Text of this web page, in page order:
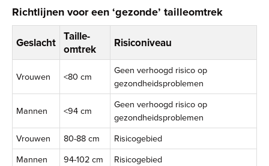
Richtlijnen voor een ‘gezonde’ tailleomtrek
Geslacht Taille-
omtrek
Risiconiveau
Vrouwen <80 cm
Geen verhoogd risico op
gezondheidsproblemen
Mannen <94 cm
Geen verhoogd risico op
gezondheidsproblemen
Vrouwen
80-88 cm
Risicogebied
Mannen
94-102 cm Risicogebied